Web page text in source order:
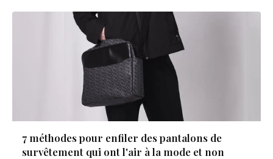
7 méthodes pour enfiler des pantalons de
survêtement qui ont l'air à la mode et non